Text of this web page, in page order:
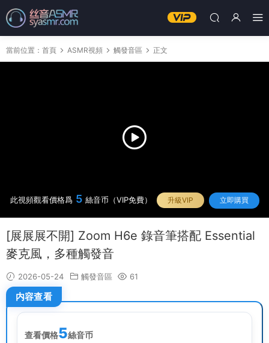
當前位置： 首頁 ASMR視頻 觸發音區 正文
此視頻觀看價格爲 5 絲音币（VIP免費） 升級VIP 立即購買
[展展展不開] Zoom H6e 錄音筆搭配 Essential
麥克風，多種觸發音
2026-05-24 觸發音區 61
内容查看
查看價格5絲音币